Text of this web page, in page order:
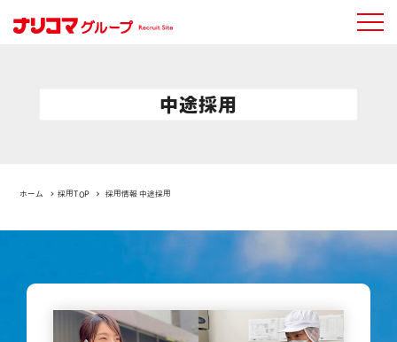
中途採用
ホーム 採用TOP 採用情報 中途採用